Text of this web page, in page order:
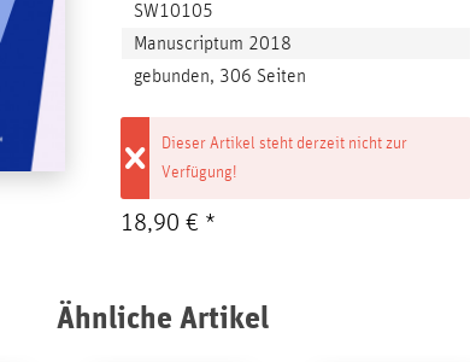
SW10105
Manuscriptum 2018
gebunden, 306 Seiten
Dieser Artikel steht derzeit nicht zur
Verfügung!
18,90 € *
Ähnliche Artikel